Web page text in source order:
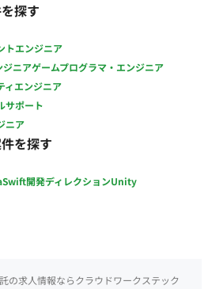
探す
トエンジニア
ニアゲームプログラマ・エンジニア
ィエンジニア
サポート
ニア
を探す
Swift開発ディレクションUnity
の求人情報ならクラウドワークステック